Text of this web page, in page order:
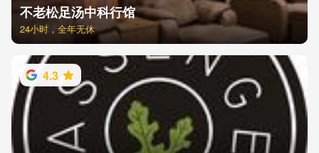
不老松足汤中科行馆
24小时，全年无休
4.3